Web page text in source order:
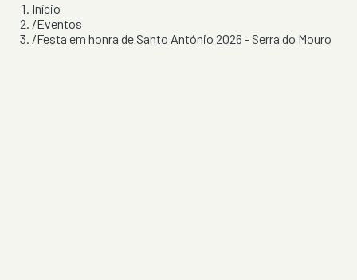
Início
/Eventos
/Festa em honra de Santo António 2026 - Serra do Mouro